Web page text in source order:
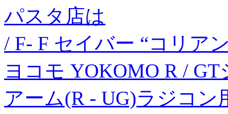
パスタ店は
/ F- F セイバー “コリア
ヨコモ YOKOMO R /
アーム(R - UG)ラジコン